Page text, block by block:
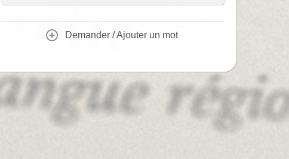
Demander / Ajouter un mot